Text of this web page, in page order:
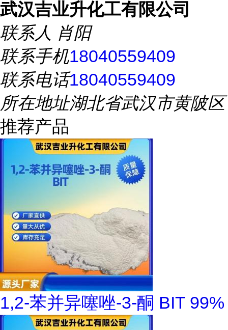
武汉吉业升化工有限公司
联系人 肖阳
联系手机18040559409
联系电话18040559409
所在地址湖北省武汉市黄陂区
推荐产品
1,2-苯并异噻唑-3-酮 BIT 99%